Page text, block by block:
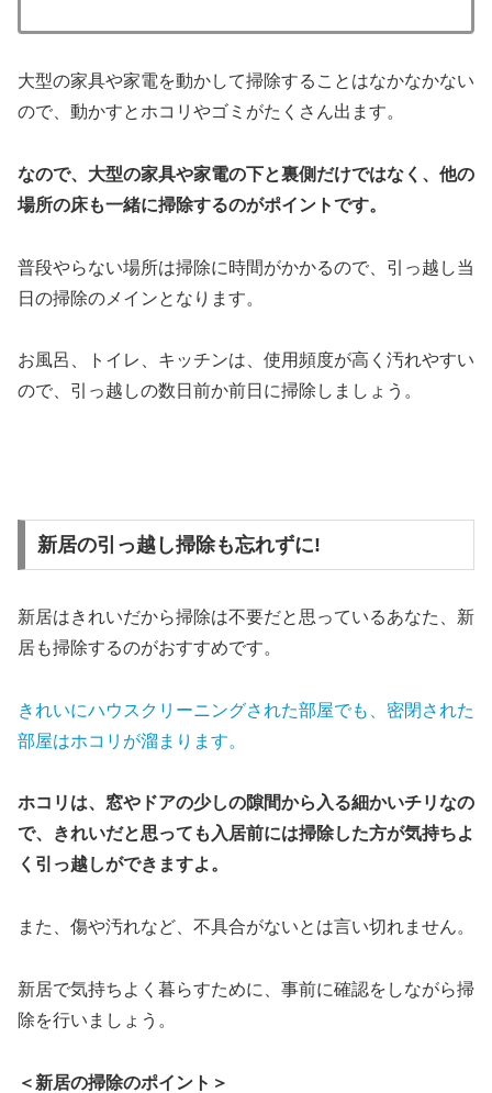
大型の家具や家電を動かして掃除することはなかなかない
ので、動かすとホコリやゴミがたくさん出ます。
なので、大型の家具や家電の下と裏側だけではなく、他の
場所の床も一緒に掃除するのがポイントです。
普段やらない場所は掃除に時間がかかるので、引っ越し当
日の掃除のメインとなります。
お風呂、トイレ、キッチンは、使用頻度が高く汚れやすい
ので、引っ越しの数日前か前日に掃除しましょう。
新居の引っ越し掃除も忘れずに!
新居はきれいだから掃除は不要だと思っているあなた、新
居も掃除するのがおすすめです。
きれいにハウスクリーニングされた部屋でも、密閉された
部屋はホコリが溜まります。
ホコリは、窓やドアの少しの隙間から入る細かいチリなの
で、きれいだと思っても入居前には掃除した方が気持ちよ
く引っ越しができますよ。
また、傷や汚れなど、不具合がないとは言い切れません。
新居で気持ちよく暮らすために、事前に確認をしながら掃
除を行いましょう。
＜新居の掃除のポイント＞